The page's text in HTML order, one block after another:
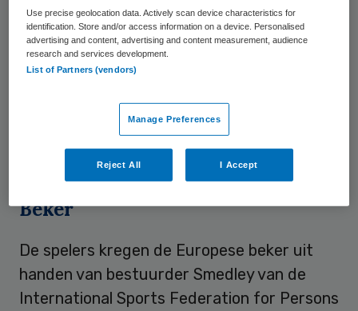
uiteindelijk met 2-1 te winnen, hoewel het
team tussen de twintigste en zeventigste
minuut tegen een achterstand aankeek. De
zeker gesteld. Spits Dino Cornet was
verantwoordelijk voor het winnende
Beker
De spelers kregen de Europese beker uit
handen van bestuurder Smedley van de
International Sports Federation for Persons
Use precise geolocation data. Actively scan device characteristics for
identification. Store and/or access information on a device. Personalised
advertising and content, advertising and content measurement, audience
research and services development.
List of Partners (vendors)
Manage Preferences
Reject All I Accept